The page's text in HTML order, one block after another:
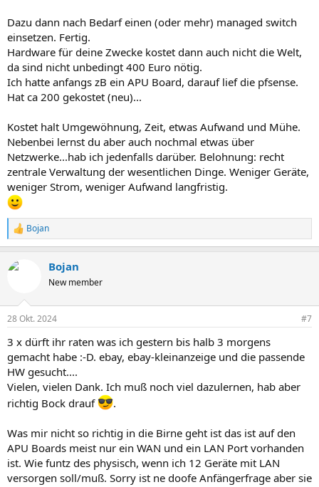
Dazu dann nach Bedarf einen (oder mehr) managed switch
einsetzen. Fertig.
Hardware für deine Zwecke kostet dann auch nicht die Welt,
da sind nicht unbedingt 400 Euro nötig.
Ich hatte anfangs zB ein APU Board, darauf lief die pfsense.
Hat ca 200 gekostet (neu)...
Kostet halt Umgewöhnung, Zeit, etwas Aufwand und Mühe.
Nebenbei lernst du aber auch nochmal etwas über
Netzwerke...hab ich jedenfalls darüber. Belohnung: recht
zentrale Verwaltung der wesentlichen Dinge. Weniger Geräte,
weniger Strom, weniger Aufwand langfristig.
R
e
k
e
:
Bojan
Bojan
New member
28 Okt. 2024 #7
3 x dürft ihr raten was ich gestern bis halb 3 morgens
gemacht habe :-D. ebay, ebay-kleinanzeige und die passende
HW gesucht....
Vielen, vielen Dank. Ich muß noch viel dazulernen, hab aber
richtig Bock drauf
.
Was mir nicht so richtig in die Birne geht ist das ist auf den
APU Boards meist nur ein WAN und ein LAN Port vorhanden
ist. Wie funtz des physisch, wenn ich 12 Geräte mit LAN
versorgen soll/muß. Sorry ist ne doofe Anfängerfrage aber sie